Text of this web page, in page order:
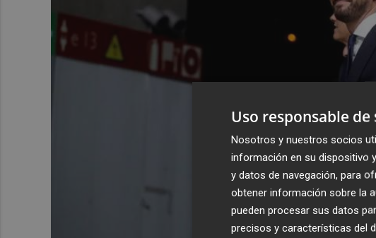
Uso responsable de
Nosotros y nuestros socios
información en su dispositivo
y datos de navegación, para
obtener información sobre la
pueden procesar sus datos
precisos y características del